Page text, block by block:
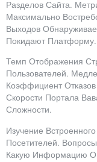
Разделов Сайта.
Максимально
Выходов
Покидают Платформу.
Темп Отображения
Пользователей.
Коэффициент
Скорости Портала
Сложности.
Изучение
Посетителей.
Какую Информацию